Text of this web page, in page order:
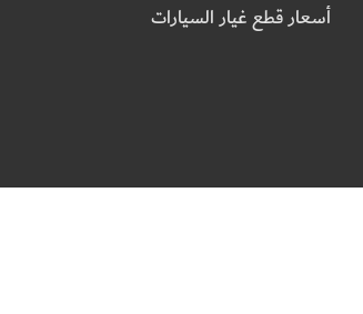
أسعار قطع غيار السيارات